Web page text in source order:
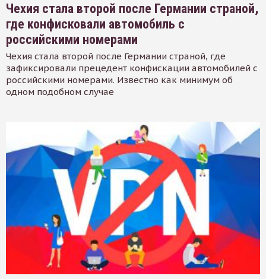
Чехия стала второй после Германии страной,
где конфисковали автомобиль с
российскими номерами
Чехия стала второй после Германии страной, где
зафиксировали прецедент конфискации автомобилей с
российскими номерами. Известно как минимум об
одном подобном случае